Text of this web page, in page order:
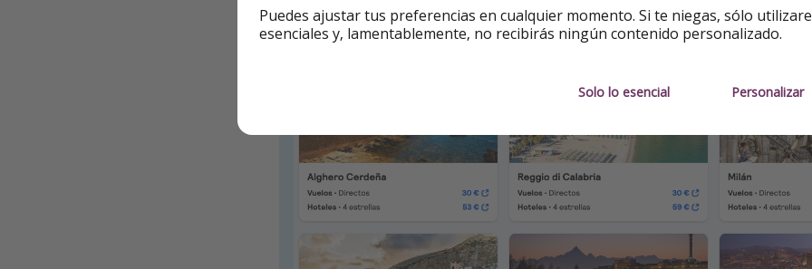
✈️ Ej. de vuelos + económicos desde Barcelona:
Puedes ajustar tus preferencias en cualquier momento. Si te niegas, sólo
esenciales y, lamentablemente, no recibirás ningún contenido personalizado.
Solo lo esencial Personalizar